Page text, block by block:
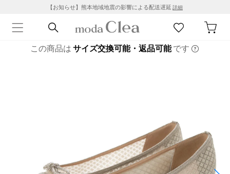
【お知らせ】熊本地域地震の影響による配送遅延 詳細
この商品は サイズ交換可能・返品可能です